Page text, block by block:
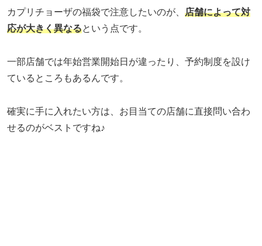
カプリチョーザの福袋で注意したいのが、 店舗によって対
応が大きく異なるという点です。
一部店舗では年始営業開始日が違ったり、予約制度を設け
ているところもあるんです。
確実に手に入れたい方は、お目当ての店舗に直接問い合わ
せるのがベストですね♪